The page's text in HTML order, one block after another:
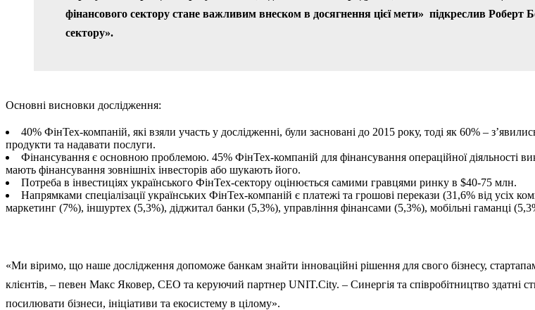
фінансового сектору стане важливим внеском в досягнення цієї мети» підкреслив
сектору».
Основні висновки дослідження:
40% ФінТех-компаній, які взяли участь у дослідженні, були засновані до 2015 року, тоді як 60% –
продукти та надавати послуги.
Фінансування є основною проблемою. 45% ФінТех-компаній для фінансування операційної діяльності
мають фінансування зовнішніх інвесторів або шукають його.
Потреба в інвестиціях українського ФінТех-сектору оцінюється самими гравцями ринку в $40-75 млн.
Напрямками спеціалізації українських ФінТех-компаній є платежі та грошові перекази (31,6% від усіх
маркетинг (7%), іншуртех (5,3%), діджитал банки (5,3%), управління фінансами (5,3%), мобільні гаманці
«Ми віримо, що наше дослідження допоможе банкам знайти інноваційні рішення для свого бізнесу,
клієнтів, – певен Макс Яковер, СЕО та керуючий партнер UNIT.City. – Синергія та співробітництво здатні
посилювати бізнеси, ініціативи та екосистему в цілому».